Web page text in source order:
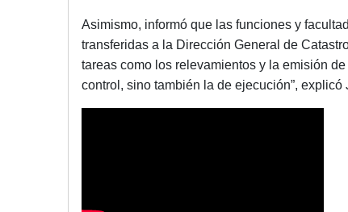
Asimismo, informó que las funciones y
transferidas a la Dirección General de
tareas como los relevamientos y la emisión
control, sino también la de ejecución”, explicó